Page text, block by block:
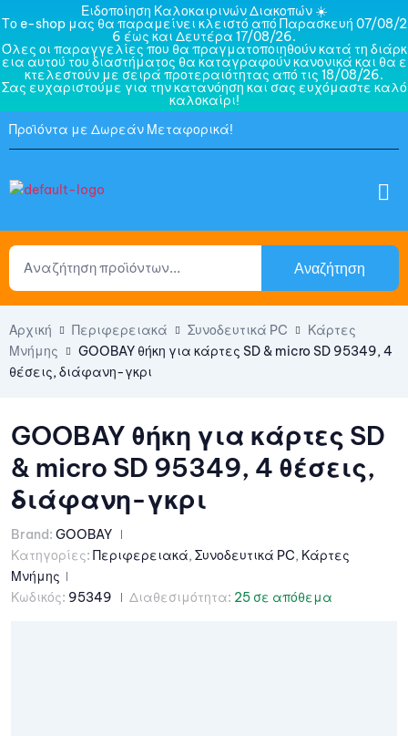
Ειδοποίηση Καλοκαιρινών Διακοπών ☀️
Το e-shop μας θα παραμείνει κλειστό από Παρασκευή 07/08/2
6 έως και Δευτέρα 17/08/26.
Όλες οι παραγγελίες που θα πραγματοποιηθούν κατά τη διάρκ
εια αυτού του διαστήματος θα καταγραφούν κανονικά και θα ε
κτελεστούν με σειρά προτεραιότητας από τις 18/08/26.
Σας ευχαριστούμε για την κατανόηση και σας ευχόμαστε καλό
καλοκαίρι!
Προϊόντα με Δωρεάν Μεταφορικά!
Αναζήτηση
Αρχική Περιφερειακά Συνοδευτικά PC
Κάρτες
Μνήμης
GOOBAY θήκη για κάρτες SD & micro SD 95349, 4
θέσεις, διάφανη-γκρι
GOOBAY θήκη για κάρτες SD
& micro SD 95349, 4 θέσεις,
διάφανη-γκρι
Brand: GOOBAY
Κατηγορίες: Περιφερειακά, Συνοδευτικά PC, Κάρτες
Μνήμης
Κωδικός: 95349 Διαθεσιμότητα: 25 σε απόθεμα